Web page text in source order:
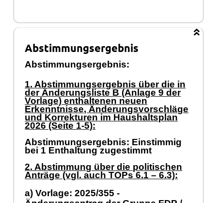
Abstimmungsergebnis
Abstimmungsergebnis:
1. Abstimmungsergebnis über die in
der Änderungsliste B (Anlage 9 der
Vorlage) enthaltenen neuen
Erkenntnisse, Änderungsvorschläge
und Korrekturen im Haushaltsplan
2026 (Seite 1-5):
Abstimmungsergebnis: Einstimmig
bei 1 Enthaltung zugestimmt
2. Abstimmung über die politischen
Anträge (vgl. auch TOPs 6.1 – 6.3):
a) Vorlage: 2025/355 -